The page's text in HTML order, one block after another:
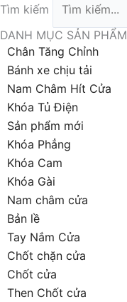
Tìm kiếm
DANH MỤC SẢN PHẨM
Chân Tăng Chỉnh
Bánh xe chịu tải
Nam Châm Hít Cửa
Khóa Tủ Điện
Sản phẩm mới
Khóa Phẳng
Khóa Cam
Khóa Gài
Nam châm cửa
Bản lề
Tay Nắm Cửa
Chốt chặn cửa
Chốt cửa
Then Chốt cửa